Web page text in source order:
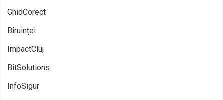
GhidCorect
Biruinței
ImpactCluj
BitSolutions
InfoSigur